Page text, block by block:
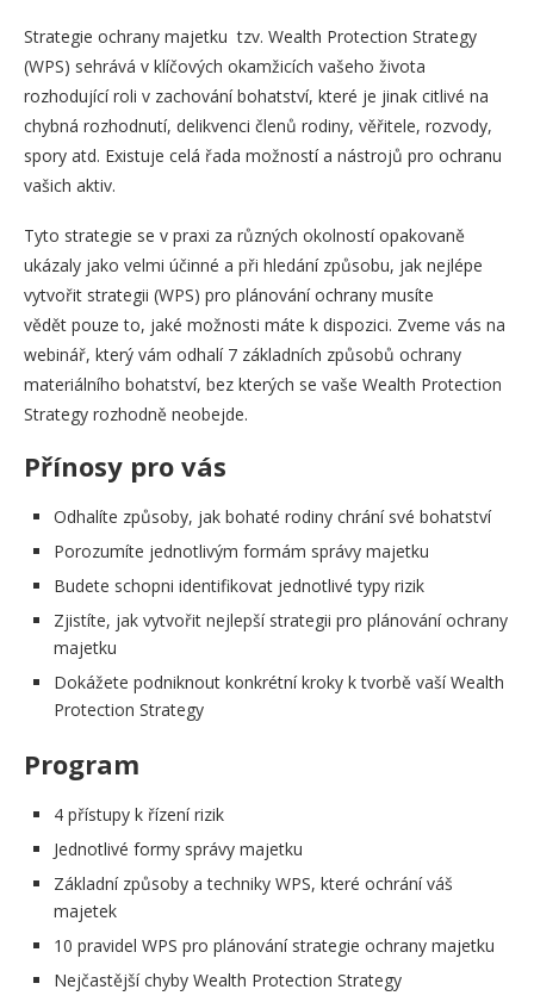
Strategie ochrany majetku tzv. Wealth Protection Strategy
(WPS) sehrává v klíčových okamžicích vašeho života
rozhodující roli v zachování bohatství, které je jinak citlivé na
chybná rozhodnutí, delikvenci členů rodiny, věřitele, rozvody,
spory atd. Existuje celá řada možností a nástrojů pro ochranu
vašich aktiv.
Tyto strategie se v praxi za různých okolností opakovaně
ukázaly jako velmi účinné a při hledání způsobu, jak nejlépe
vytvořit strategii (WPS) pro plánování ochrany musíte
vědět pouze to, jaké možnosti máte k dispozici. Zveme vás na
webinář, který vám odhalí 7 základních způsobů ochrany
materiálního bohatství, bez kterých se vaše Wealth Protection
Strategy rozhodně neobejde.
Přínosy pro vás
Odhalíte způsoby, jak bohaté rodiny chrání své bohatství
Porozumíte jednotlivým formám správy majetku
Budete schopni identifikovat jednotlivé typy rizik
Zjistíte, jak vytvořit nejlepší strategii pro plánování ochrany
majetku
Dokážete podniknout konkrétní kroky k tvorbě vaší Wealth
Protection Strategy
Program
4 přístupy k řízení rizik
Jednotlivé formy správy majetku
Základní způsoby a techniky WPS, které ochrání váš
majetek
10 pravidel WPS pro plánování strategie ochrany majetku
Nejčastější chyby Wealth Protection Strategy